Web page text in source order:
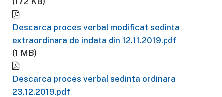
Descarca proces verbal modificat sedinta
extraordinara de indata din 12.11.2019.pdf
(1 MB)
Descarca proces verbal sedinta ordinara
23.12.2019.pdf